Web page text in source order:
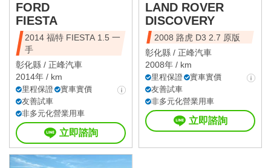
FORD
FIESTA
2014 福特 FIESTA 1.5 一
手
彰化縣 / 正峰汽車
2014年 / km
里程保證
實車實價
友善試車
非多元化營業用車
立即諮詢
LAND ROVER
DISCOVERY
2008 路虎 D3 2.7 原版
彰化縣 / 正峰汽車
2008年 / km
里程保證
實車實價
友善試車
非多元化營業用車
立即諮詢